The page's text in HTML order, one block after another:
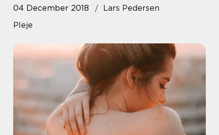
04 December 2018
Lars Pedersen
Pleje